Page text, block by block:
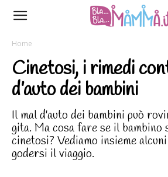
Home
Cinetosi, i rimedi
d’auto dei bambini
Il mal d'auto dei bambini può
gita. Ma cosa fare se il bambino
cinetosi? Vediamo insieme
godersi il viaggio.